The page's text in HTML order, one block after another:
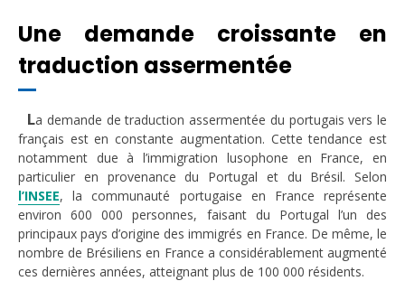
Une demande croissante en
traduction assermentée
La demande de traduction assermentée du portugais vers le
français est en constante augmentation. Cette tendance est
notamment due à l’immigration lusophone en France, en
particulier en provenance du Portugal et du Brésil. Selon
l’INSEE, la communauté portugaise en France représente
environ 600 000 personnes, faisant du Portugal l’un des
principaux pays d’origine des immigrés en France. De même, le
nombre de Brésiliens en France a considérablement augmenté
ces dernières années, atteignant plus de 100 000 résidents.